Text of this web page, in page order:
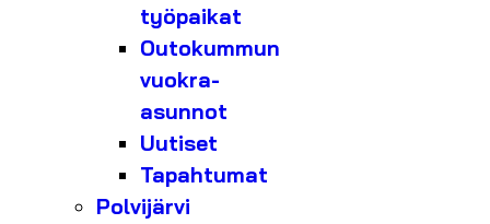
työpaikat
Outokummun
vuokra-
asunnot
Uutiset
Tapahtumat
Polvijärvi